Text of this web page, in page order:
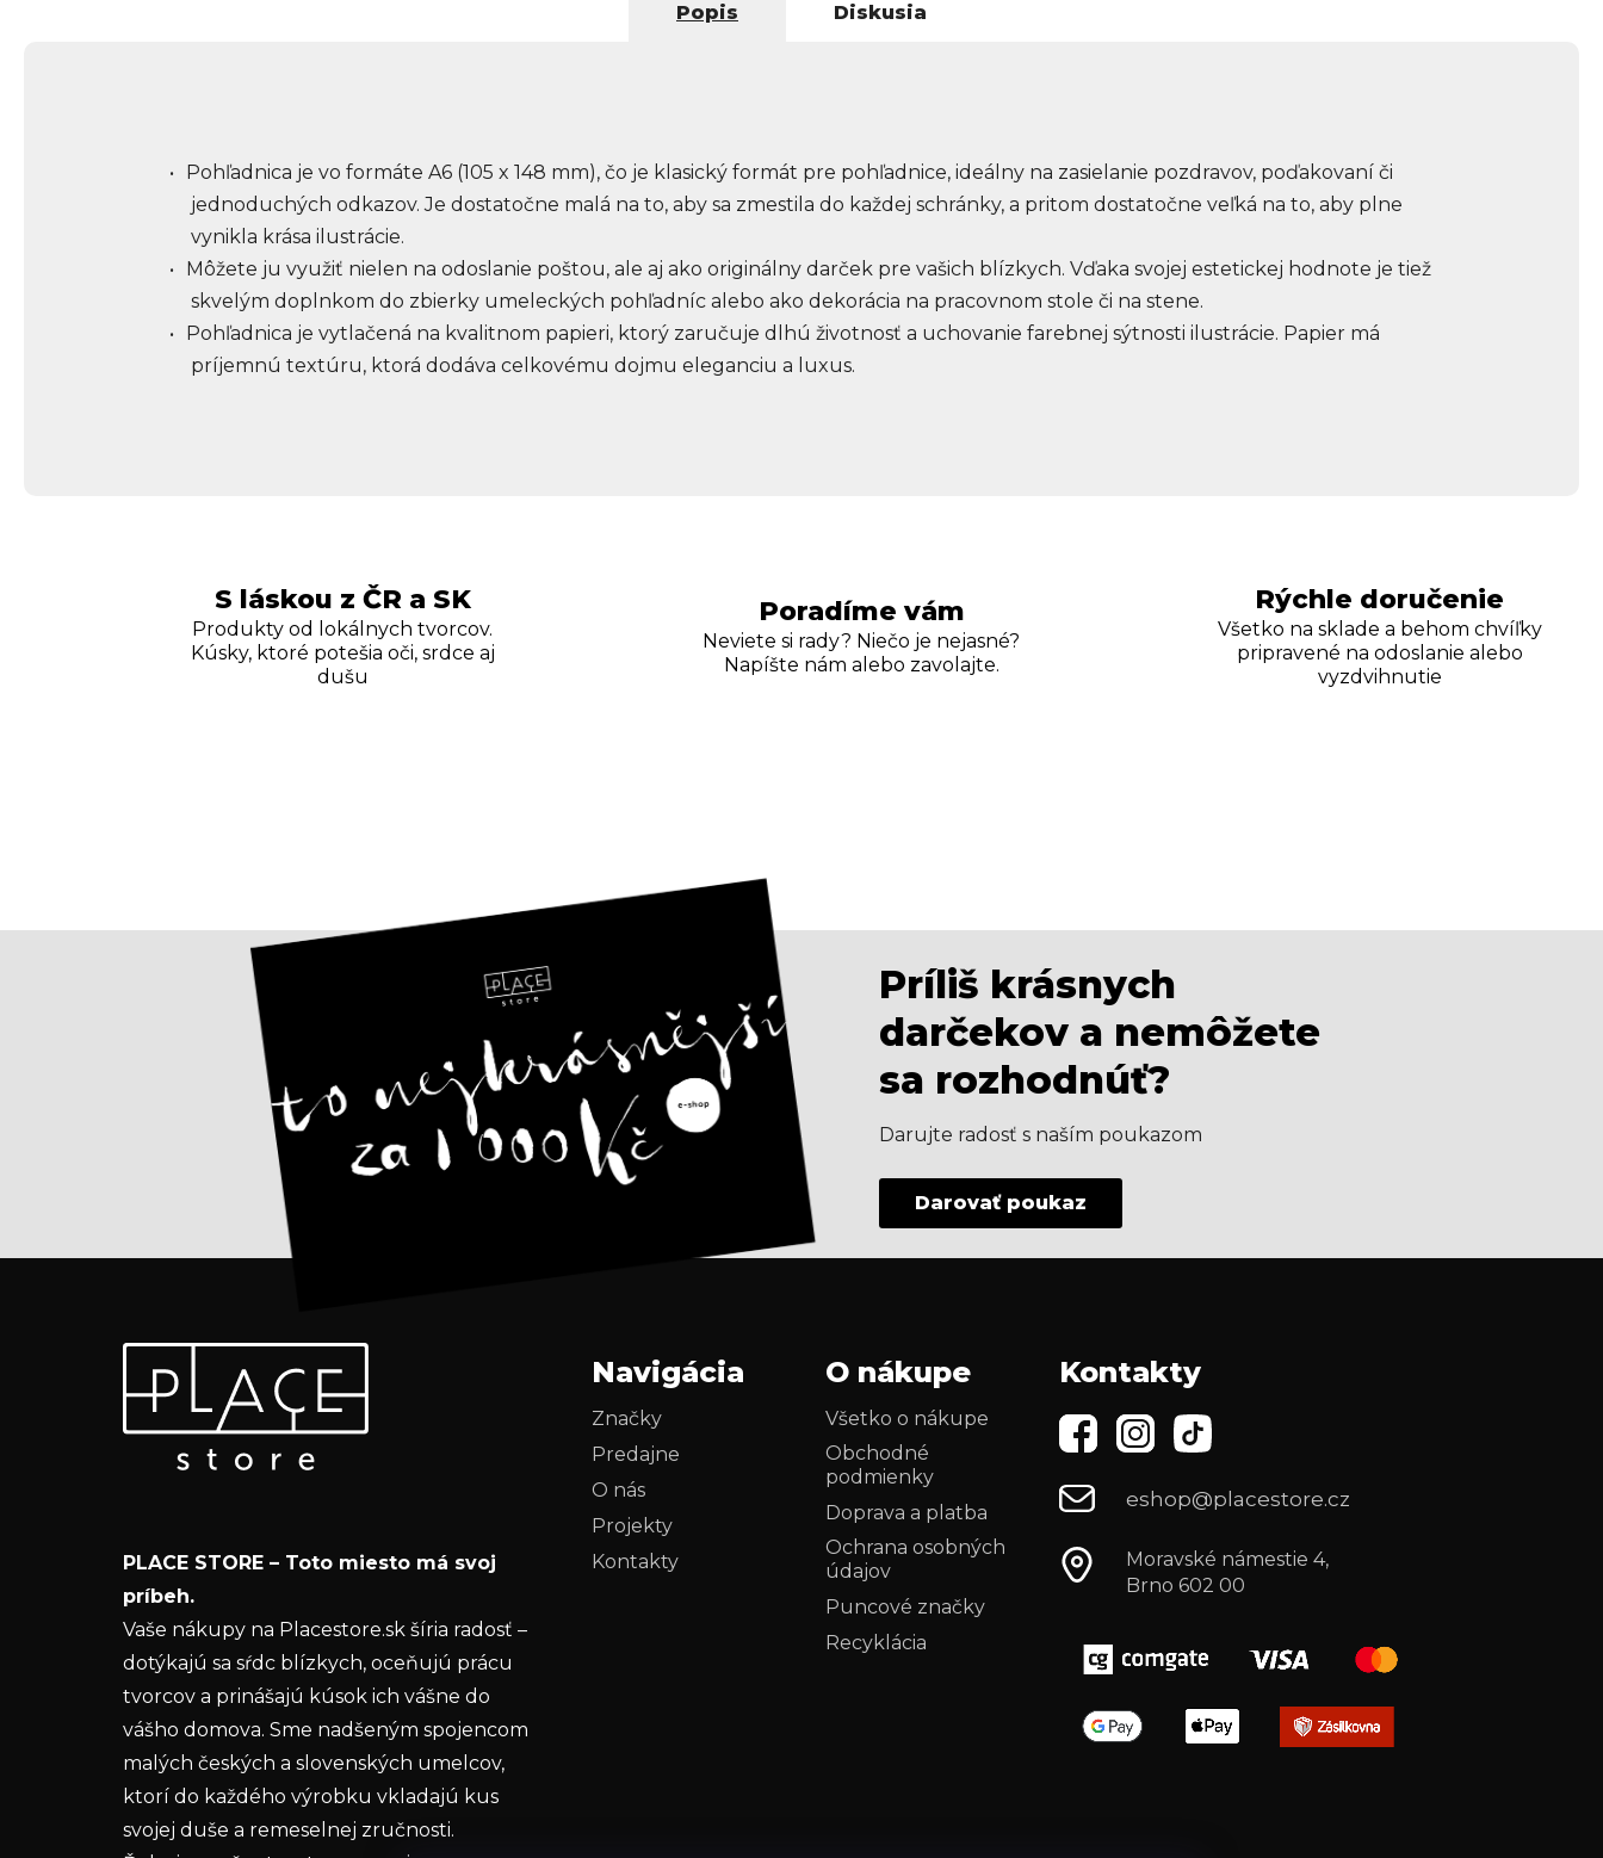
Popis Diskusia
Pohľadnica je vo formáte A6 (105 x 148 mm), čo je klasický formát pre pohľadnice, ideálny na zasielanie pozdravov, poďakovaní či
jednoduchých odkazov. Je dostatočne malá na to, aby sa zmestila do každej schránky, a pritom dostatočne veľká na to, aby plne
vynikla krása ilustrácie.
Môžete ju využiť nielen na odoslanie poštou, ale aj ako originálny darček pre vašich blízkych. Vďaka svojej estetickej hodnote je tiež
skvelým doplnkom do zbierky umeleckých pohľadníc alebo ako dekorácia na pracovnom stole či na stene.
Pohľadnica je vytlačená na kvalitnom papieri, ktorý zaručuje dlhú životnosť a uchovanie farebnej sýtnosti ilustrácie. Papier má
príjemnú textúru, ktorá dodáva celkovému dojmu eleganciu a luxus.
S láskou z ČR a SK
Produkty od lokálnych tvorcov.
Kúsky, ktoré potešia oči, srdce aj
dušu
Poradíme vám
Neviete si rady? Niečo je nejasné?
Napíšte nám alebo zavolajte.
Rýchle doručenie
Všetko na sklade a behom chvíľky
pripravené na odoslanie alebo
vyzdvihnutie
Príliš krásnych
darčekov a nemôžete
sa rozhodnúť?
Darujte radosť s naším poukazom
Darovať poukaz
Odoberať newsletter
Vložte svoj e-mail a my Vám budeme zasielať
informácie o nových produktoch na našom e-
Vložením e-mailu súhlasíte s
ochrany osobných údajov
PRIHLÁSIŤ SA
PLACE STORE – Toto miesto má svoj
príbeh.
Vaše nákupy na Placestore.sk šíria radosť –
dotýkajú sa sŕdc blízkych, oceňujú prácu
tvorcov a prinášajú kúsok ich vášne do
vášho domova. Sme nadšeným spojencom
malých českých a slovenských umelcov,
ktorí do každého výrobku vkladajú kus
svojej duše a remeselnej zručnosti.
Navigácia
Značky
Predajne
O nás
Projekty
Kontakty
O nákupe
Všetko o nákupe
Obchodné
podmienky
Doprava a platba
Ochrana osobných
údajov
Puncové značky
Recyklácia
Kontakty
eshop@placestore.cz
Moravské námestie 4,
Brno 602 00